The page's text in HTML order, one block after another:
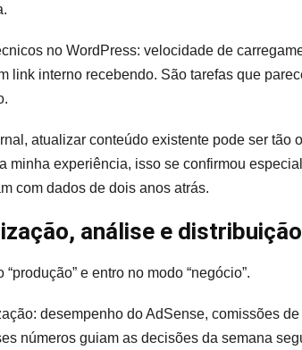
no WordPress: velocidade de
link interno recebendo. São tarefas que
atualizar conteúdo existente pode ser tão
minha experiência, isso se confirmou
com dados de dois anos atrás.
análise e distribuição
e entro no modo “negócio”.
desempenho do AdSense, comissões
números guiam as decisões da semana